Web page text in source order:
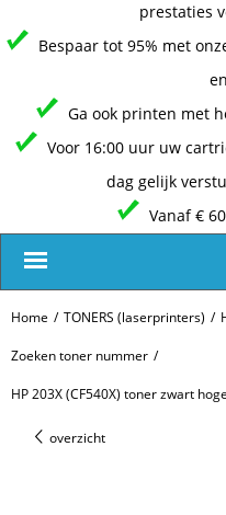
prestaties
Bespaar tot 95% met
Ga ook printen met
Voor 16:00 uur uw
dag gelijk
Vanaf €
Home / TONERS (laserprinters) /
Zoeken toner nummer /
HP 203X (CF540X) toner zwart
overzicht